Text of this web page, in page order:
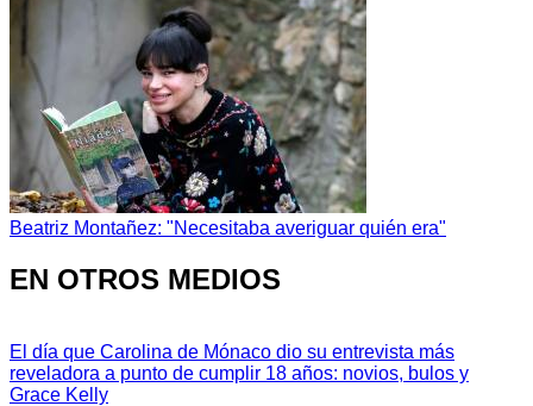
Beatriz Montañez: "Necesitaba averiguar quién era"
EN OTROS MEDIOS
El día que Carolina de Mónaco dio su entrevista más
reveladora a punto de cumplir 18 años: novios, bulos y
Grace Kelly